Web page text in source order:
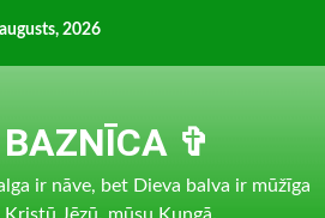
2026
✞
ir nāve, bet Dieva balva ir mūžīga